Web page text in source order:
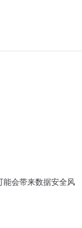
能会带来数据安全风